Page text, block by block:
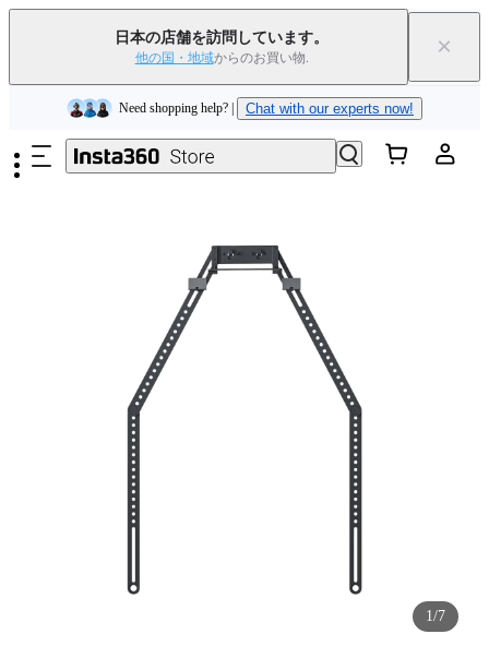
日本の店舗を訪問しています。
他の国・地域からのお買い物. ×
メインコンテンツへスキップ
下取りで旧デバイスを出すと、新規購入でキャッシュバックまたはクー
Need shopping help? | Chat with our experts now!
Insta360 Luna Ultra｜ ｜送料無料
1/7